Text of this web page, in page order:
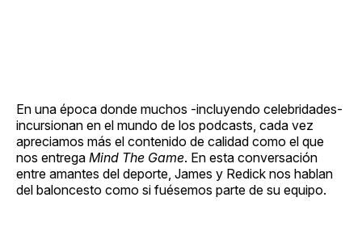
En una época donde muchos -incluyendo celebridades-
incursionan en el mundo de los podcasts, cada vez
apreciamos más el contenido de calidad como el que
nos entrega Mind The Game. En esta conversación
entre amantes del deporte, James y Redick nos hablan
del baloncesto como si fuésemos parte de su equipo.